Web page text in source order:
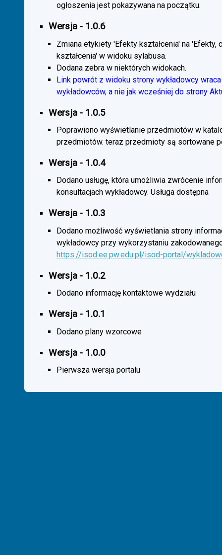
ogłoszenia jest pokazywana na początku.
Wersja - 1.0.6
Zmiana etykiety 'Efekty kształcenia' na 'Efekty,
kształcenia' w widoku sylabusa.
Dodana zebra w niektórych widokach.
Link powrót z widoku strony wykładowcy
wykładowców, a nie jak wcześniej do strony
Wersja - 1.0.5
Poprawiono wyświetlanie przedmiotów w
przedmiotów. teraz przedmioty są sortowane
Wersja - 1.0.4
Dodano usługę, która umożliwia zwrócenie
konsultacjach wykładowcy. Usługa dostępna
Wersja - 1.0.3
Dodano możliwość wyświetlania strony
wykładowcy przy wykorzystaniu
https://isod.ee.pw.edu.pl/isod-portal/
Wersja - 1.0.2
Dodano informację kontaktowe wydziału
Wersja - 1.0.1
Dodano plany wzorcowe
Wersja - 1.0.0
Pierwsza wersja portalu